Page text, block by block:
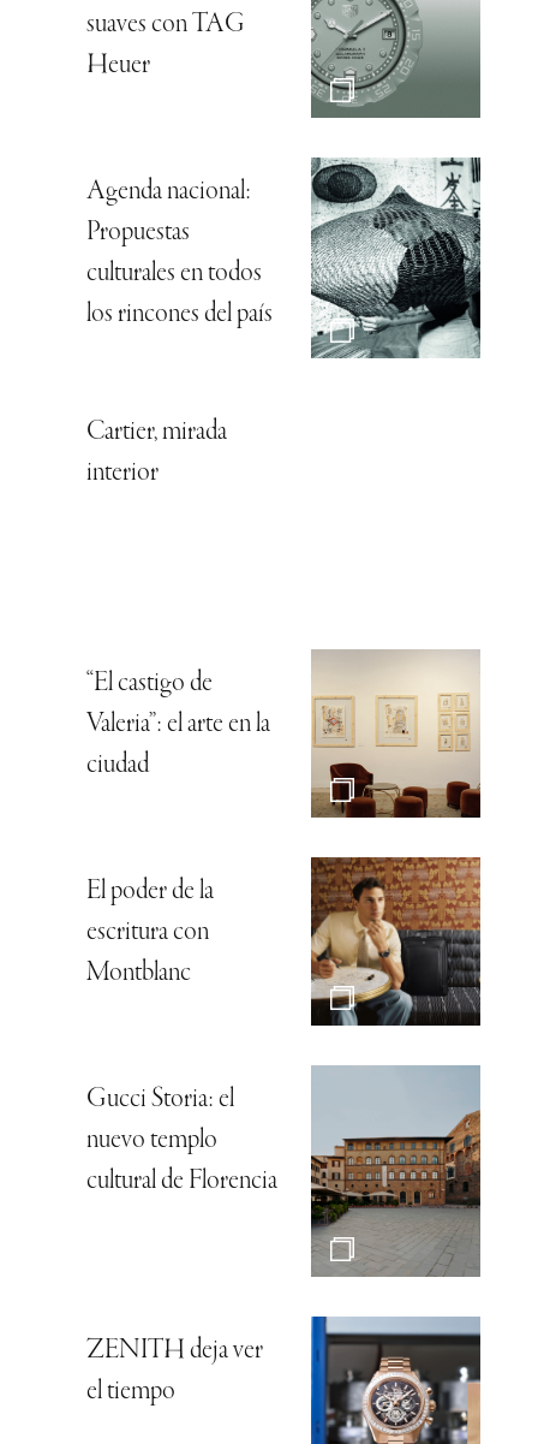
suaves con TAG
Heuer
Agenda nacional:
Propuestas
culturales en todos
los rincones del país
Cartier, mirada
interior
“El castigo de
Valeria”: el arte en la
ciudad
El poder de la
escritura con
Montblanc
Gucci Storia: el
nuevo templo
cultural de Florencia
ZENITH deja ver
el tiempo